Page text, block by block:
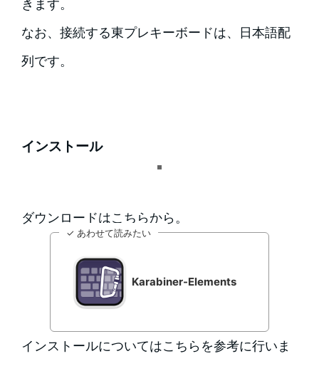
きます。
なお、接続する東プレキーボードは、日本語配
列です。
インストール
ダウンロードはこちらから。
✓ あわせて読みたい
Karabiner-Elements
インストールについてはこちらを参考に行いま